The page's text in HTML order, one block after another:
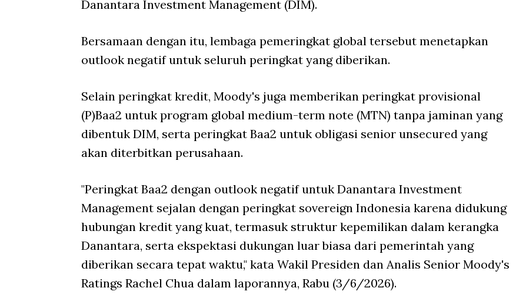
Danantara Investment Management (DIM).
Bersamaan dengan itu, lembaga pemeringkat global tersebut menetapkan
outlook negatif untuk seluruh peringkat yang diberikan.
Selain peringkat kredit, Moody's juga memberikan peringkat provisional
(P)Baa2 untuk program global medium-term note (MTN) tanpa jaminan yang
dibentuk DIM, serta peringkat Baa2 untuk obligasi senior unsecured yang
akan diterbitkan perusahaan.
"Peringkat Baa2 dengan outlook negatif untuk Danantara Investment
Management sejalan dengan peringkat sovereign Indonesia karena didukung
hubungan kredit yang kuat, termasuk struktur kepemilikan dalam kerangka
Danantara, serta ekspektasi dukungan luar biasa dari pemerintah yang
diberikan secara tepat waktu," kata Wakil Presiden dan Analis Senior Moody's
Ratings Rachel Chua dalam laporannya, Rabu (3/6/2026).